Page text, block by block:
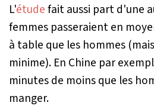
L'étudefait aussi part d'une
femmes passeraient en
à table que les hommes
minime). En Chine par
minutes de moins que les
manger.